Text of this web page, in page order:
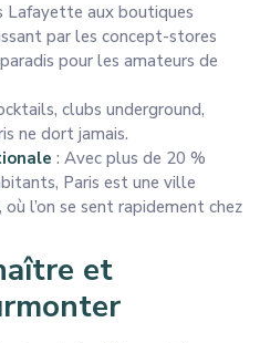
Lafayette aux boutiques
par les concept-stores
pour les amateurs de
clubs underground,
ne dort jamais.
: Avec plus de 20 %
Paris est une ville
l’on se sent rapidement chez
et